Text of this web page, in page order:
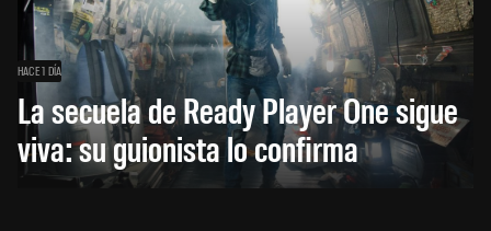
HACE 1 DÍA
La secuela de Ready Player One sigue
viva: su guionista lo confirma